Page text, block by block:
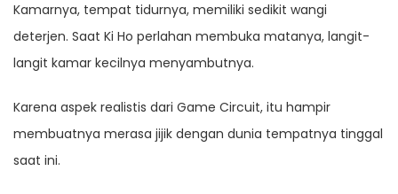
Kamarnya, tempat tidurnya, memiliki sedikit wangi
deterjen. Saat Ki Ho perlahan membuka matanya, langit-
langit kamar kecilnya menyambutnya.
Karena aspek realistis dari Game Circuit, itu hampir
membuatnya merasa jijik dengan dunia tempatnya tinggal
saat ini.